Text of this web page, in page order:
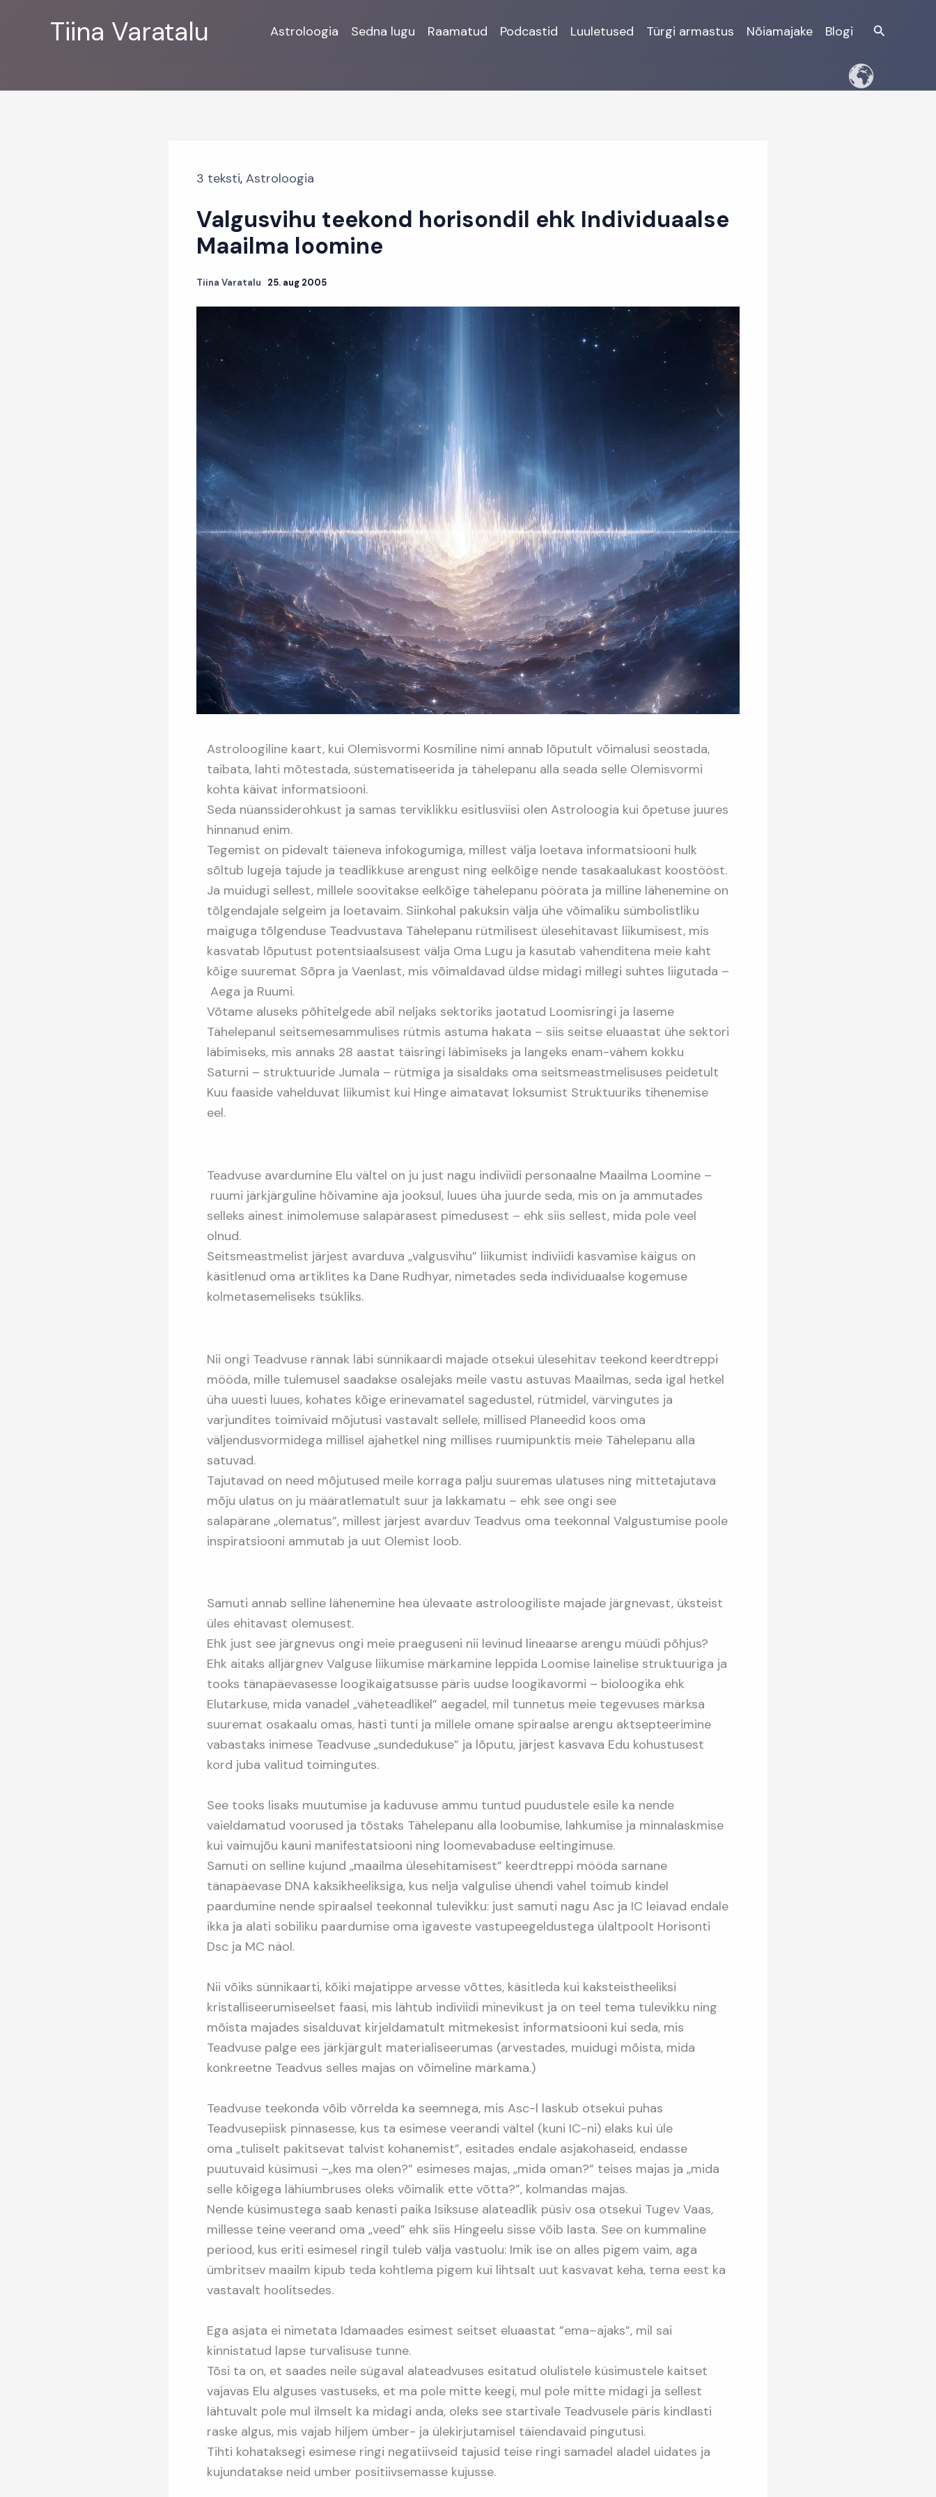
Tiina Varatalu Astroloogia Sedna lugu Raamatud Podcastid Luuletused Türgi armastus Nõiamajake Blogi Otsi
3 teksti, Astroloogia
Valgusvihu teekond horisondil ehk Individuaalse
Maailma loomine
Tiina Varatalu 25. aug 2005
Astroloogiline kaart, kui Olemisvormi Kosmiline nimi annab lõputult võimalusi seostada,
taibata, lahti mõtestada, süstematiseerida ja tähelepanu alla seada selle Olemisvormi
kohta käivat informatsiooni.
Seda nüanssiderohkust ja samas terviklikku esitlusviisi olen Astroloogia kui õpetuse juures
hinnanud enim.
Tegemist on pidevalt täieneva infokogumiga, millest välja loetava informatsiooni hulk
sõltub lugeja tajude ja teadlikkuse arengust ning eelkõige nende tasakaalukast koostööst.
Ja muidugi sellest, millele soovitakse eelkõige tähelepanu pöörata ja milline lähenemine on
tõlgendajale selgeim ja loetavaim. Siinkohal pakuksin välja ühe võimaliku sümbolistliku
maiguga tõlgenduse Teadvustava Tähelepanu rütmilisest ülesehitavast liikumisest, mis
kasvatab lõputust potentsiaalsusest välja Oma Lugu ja kasutab vahenditena meie kaht
kõige suuremat Sõpra ja Vaenlast, mis võimaldavad üldse midagi millegi suhtes liigutada –
Aega ja Ruumi.
Võtame aluseks põhitelgede abil neljaks sektoriks jaotatud Loomisringi ja laseme
Tähelepanul seitsemesammulises rütmis astuma hakata – siis seitse eluaastat ühe sektori
läbimiseks, mis annaks 28 aastat täisringi läbimiseks ja langeks enam-vähem kokku
Saturni – struktuuride Jumala – rütmiga ja sisaldaks oma seitsmeastmelisuses peidetult
Kuu faaside vahelduvat liikumist kui Hinge aimatavat loksumist Struktuuriks tihenemise
eel.
Teadvuse avardumine Elu vältel on ju just nagu indiviidi personaalne Maailma Loomine –
ruumi järkjärguline hõivamine aja jooksul, luues üha juurde seda, mis on ja ammutades
selleks ainest inimolemuse salapärasest pimedusest – ehk siis sellest, mida pole veel
olnud.
Seitsmeastmelist järjest avarduva „valgusvihu” liikumist indiviidi kasvamise käigus on
käsitlenud oma artiklites ka Dane Rudhyar, nimetades seda individuaalse kogemuse
kolmetasemeliseks tsükliks.
Nii ongi Teadvuse rännak läbi sünnikaardi majade otsekui ülesehitav teekond keerdtreppi
mööda, mille tulemusel saadakse osalejaks meile vastu astuvas Maailmas, seda igal hetkel
üha uuesti luues, kohates kõige erinevamatel sagedustel, rütmidel, värvingutes ja
varjundites toimivaid mõjutusi vastavalt sellele, millised Planeedid koos oma
väljendusvormidega millisel ajahetkel ning millises ruumipunktis meie Tähelepanu alla
satuvad.
Tajutavad on need mõjutused meile korraga palju suuremas ulatuses ning mittetajutava
mõju ulatus on ju määratlematult suur ja lakkamatu – ehk see ongi see
salapärane „olematus”, millest järjest avarduv Teadvus oma teekonnal Valgustumise poole
inspiratsiooni ammutab ja uut Olemist loob.
Samuti annab selline lähenemine hea ülevaate astroloogiliste majade järgnevast, üksteist
üles ehitavast olemusest.
Ehk just see järgnevus ongi meie praeguseni nii levinud lineaarse arengu müüdi põhjus?
Ehk aitaks alljärgnev Valguse liikumise märkamine leppida Loomise lainelise struktuuriga ja
tooks tänapäevasesse loogikaigatsusse päris uudse loogikavormi – bioloogika ehk
Elutarkuse, mida vanadel „väheteadlikel” aegadel, mil tunnetus meie tegevuses märksa
suuremat osakaalu omas, hästi tunti ja millele omane spiraalse arengu aktsepteerimine
vabastaks inimese Teadvuse „sundedukuse” ja lõputu, järjest kasvava Edu kohustusest
kord juba valitud toimingutes.
See tooks lisaks muutumise ja kaduvuse ammu tuntud puudustele esile ka nende
vaieldamatud voorused ja tõstaks Tähelepanu alla loobumise, lahkumise ja minnalaskmise
kui vaimujõu kauni manifestatsiooni ning loomevabaduse eeltingimuse.
Samuti on selline kujund „maailma ülesehitamisest” keerdtreppi mööda sarnane
tänapäevase DNA kaksikheeliksiga, kus nelja valgulise ühendi vahel toimub kindel
paardumine nende spiraalsel teekonnal tulevikku: just samuti nagu Asc ja IC leiavad endale
ikka ja alati sobiliku paardumise oma igaveste vastupeegeldustega ülaltpoolt Horisonti
Dsc ja MC näol.
Nii võiks sünnikaarti, kõiki majatippe arvesse võttes, käsitleda kui kaksteistheeliksi
kristalliseerumiseelset faasi, mis lähtub indiviidi minevikust ja on teel tema tulevikku ning
mõista majades sisalduvat kirjeldamatult mitmekesist informatsiooni kui seda, mis
Teadvuse palge ees järkjärgult materialiseerumas (arvestades, muidugi mõista, mida
konkreetne Teadvus selles majas on võimeline märkama.)
Teadvuse teekonda võib võrrelda ka seemnega, mis Asc-l laskub otsekui puhas
Teadvusepiisk pinnasesse, kus ta esimese veerandi vältel (kuni IC-ni) elaks kui üle
oma „tuliselt pakitsevat talvist kohanemist”, esitades endale asjakohaseid, endasse
puutuvaid küsimusi –„kes ma olen?” esimeses majas, „mida oman?” teises majas ja „mida
selle kõigega lähiumbruses oleks võimalik ette võtta?”, kolmandas majas.
Nende küsimustega saab kenasti paika Isiksuse alateadlik püsiv osa otsekui Tugev Vaas,
millesse teine veerand oma „veed” ehk siis Hingeelu sisse võib lasta. See on kummaline
periood, kus eriti esimesel ringil tuleb välja vastuolu: Imik ise on alles pigem vaim, aga
ümbritsev maailm kipub teda kohtlema pigem kui lihtsalt uut kasvavat keha, tema eest ka
vastavalt hoolitsedes.
Ega asjata ei nimetata Idamaades esimest seitset eluaastat ”ema–ajaks”, mil sai
kinnistatud lapse turvalisuse tunne.
Tõsi ta on, et saades neile sügaval alateadvuses esitatud olulistele küsimustele kaitset
vajavas Elu alguses vastuseks, et ma pole mitte keegi, mul pole mitte midagi ja sellest
lähtuvalt pole mul ilmselt ka midagi anda, oleks see startivale Teadvusele päris kindlasti
raske algus, mis vajab hiljem ümber- ja ülekirjutamisel täiendavaid pingutusi.
Tihti kohataksegi esimese ringi negatiivseid tajusid teise ringi samadel aladel uidates ja
kujundatakse neid umber positiivsemasse kujusse.